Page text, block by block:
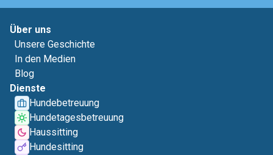
Über uns
Unsere Geschichte
In den Medien
Blog
Dienste
Hundebetreuung
Hundetagesbetreuung
Haussitting
Hundesitting